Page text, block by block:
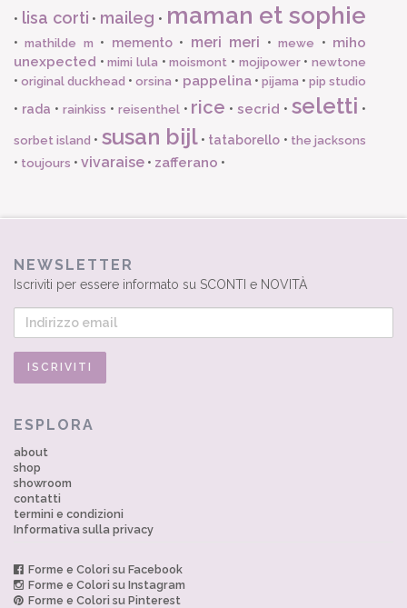
• lisa corti • maileg • maman et sophie
•mathilde m • memento• meri meri •mewe • miho
unexpected •mimi lula •moismont • mojipower•newtone
•original duckhead •orsina • pappelina• pijama • pip studio
• rada • rainkiss • reisenthel• rice •secrid •seletti •
sorbet island • susan bijl• tataborello • the jacksons
• toujours • vivaraise • zafferano •
NEWSLETTER
Iscriviti per essere informato su SCONTI e NOVITÀ
ESPLORA
about
shop
showroom
contatti
termini e condizioni
Informativa sulla privacy
Forme e Colori su Facebook
Forme e Colori su Instagram
Forme e Colori su Pinterest